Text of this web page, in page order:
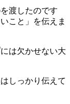
渡したのです
こと」を伝えま
は欠かせない大
しっかり伝えて